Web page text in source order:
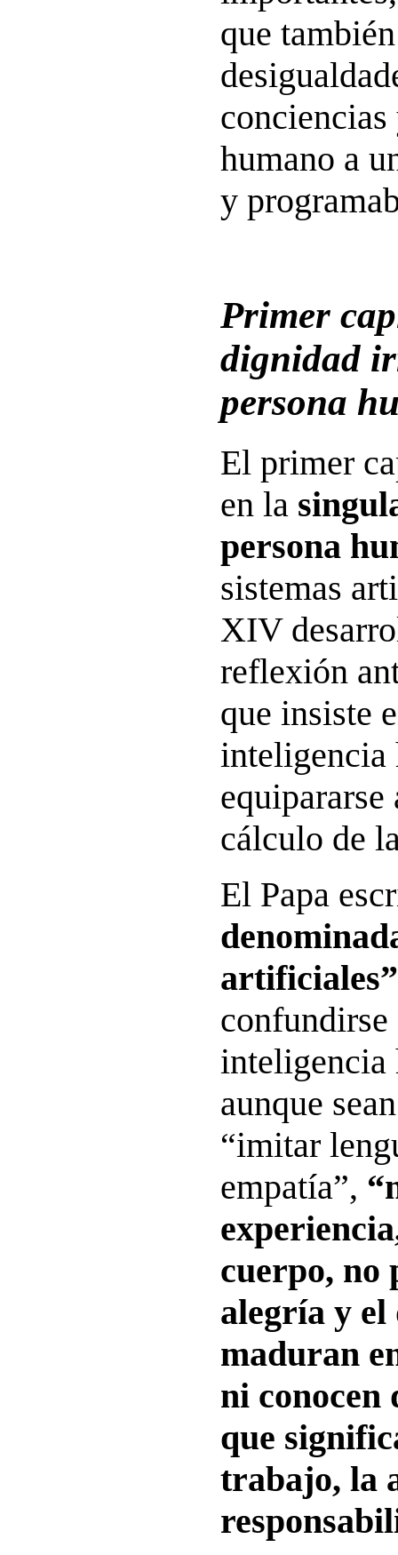
que
humano a
y
Primer
dignidad
persona
El primer
en la
persona
sistemas
XIV
reflexión
que insiste
inteligencia
equipararse
cálculo de
El Papa
artificiales”
confundirse
inteligencia
aunque
“imitar
empatía”,
cuerpo, no
alegría y el
maduran
ni conocen
que
trabajo, la